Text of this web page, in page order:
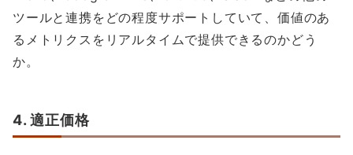
ツールと連携をどの程度サポートしていて、価値のあ
るメトリクスをリアルタイムで提供できるのかどう
か。
4. 適正価格